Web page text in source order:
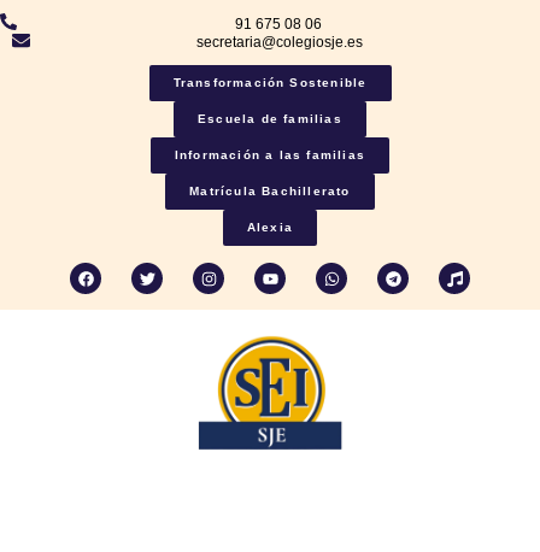
91 675 08 06
secretaria@colegiosje.es
Transformación Sostenible
Escuela de familias
Información a las familias
Matrícula Bachillerato
Alexia